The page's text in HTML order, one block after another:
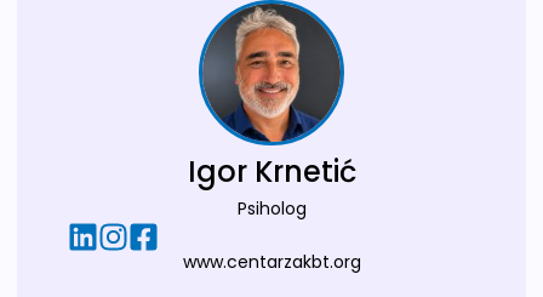
Igor Krnetić
Psiholog
www.centarzakbt.org